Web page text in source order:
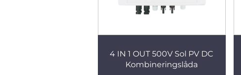
4 IN 1 OUT 500V Sol PV DC
Kombineringslåda